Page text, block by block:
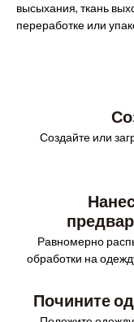
высыхания, ткань
переработке или
Создайте или
Равномерно
обработки на
Почините